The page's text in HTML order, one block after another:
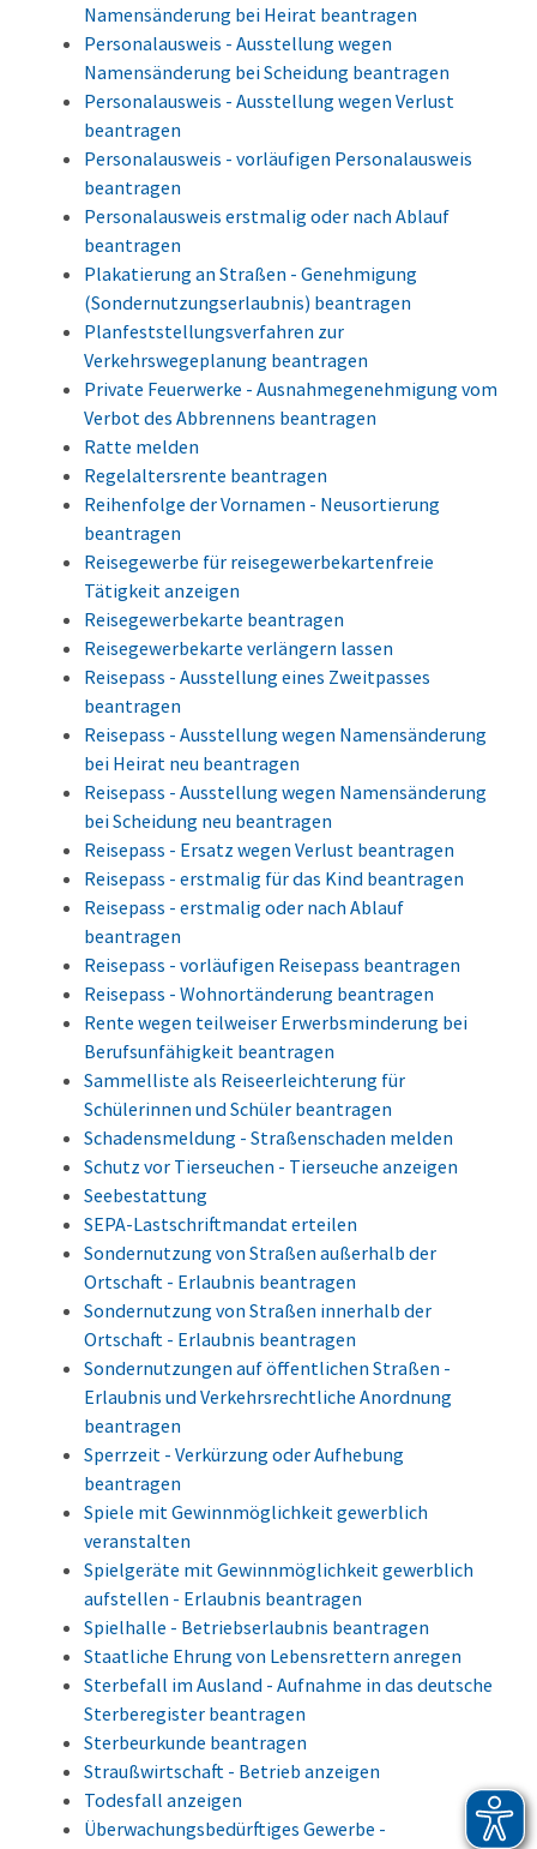
Namensänderung bei Heirat beantragen
Personalausweis - Ausstellung wegen
Namensänderung bei Scheidung beantragen
Personalausweis - Ausstellung wegen Verlust
beantragen
Personalausweis - vorläufigen Personalausweis
beantragen
Personalausweis erstmalig oder nach Ablauf
beantragen
Plakatierung an Straßen - Genehmigung
(Sondernutzungserlaubnis) beantragen
Planfeststellungsverfahren zur
Verkehrswegeplanung beantragen
Private Feuerwerke - Ausnahmegenehmigung vom
Verbot des Abbrennens beantragen
Ratte melden
Regelaltersrente beantragen
Reihenfolge der Vornamen - Neusortierung
beantragen
Reisegewerbe für reisegewerbekartenfreie
Tätigkeit anzeigen
Reisegewerbekarte beantragen
Reisegewerbekarte verlängern lassen
Reisepass - Ausstellung eines Zweitpasses
beantragen
Reisepass - Ausstellung wegen Namensänderung
bei Heirat neu beantragen
Reisepass - Ausstellung wegen Namensänderung
bei Scheidung neu beantragen
Reisepass - Ersatz wegen Verlust beantragen
Reisepass - erstmalig für das Kind beantragen
Reisepass - erstmalig oder nach Ablauf
beantragen
Reisepass - vorläufigen Reisepass beantragen
Reisepass - Wohnortänderung beantragen
Rente wegen teilweiser Erwerbsminderung bei
Berufsunfähigkeit beantragen
Sammelliste als Reiseerleichterung für
Schülerinnen und Schüler beantragen
Schadensmeldung - Straßenschaden melden
Schutz vor Tierseuchen - Tierseuche anzeigen
Seebestattung
SEPA-Lastschriftmandat erteilen
Sondernutzung von Straßen außerhalb der
Ortschaft - Erlaubnis beantragen
Sondernutzung von Straßen innerhalb der
Ortschaft - Erlaubnis beantragen
Sondernutzungen auf öffentlichen Straßen -
Erlaubnis und Verkehrsrechtliche Anordnung
beantragen
Sperrzeit - Verkürzung oder Aufhebung
beantragen
Spiele mit Gewinnmöglichkeit gewerblich
veranstalten
Spielgeräte mit Gewinnmöglichkeit gewerblich
aufstellen - Erlaubnis beantragen
Spielhalle - Betriebserlaubnis beantragen
Staatliche Ehrung von Lebensrettern anregen
Sterbefall im Ausland - Aufnahme in das deutsche
Sterberegister beantragen
Sterbeurkunde beantragen
Straußwirtschaft - Betrieb anzeigen
Todesfall anzeigen
Überwachungsbedürftiges Gewerbe -